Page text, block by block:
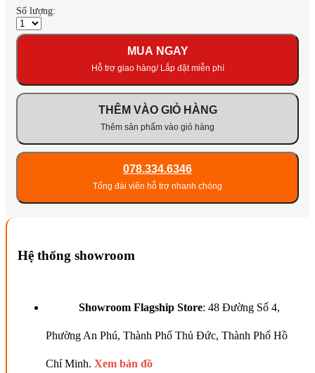
Số lượng:
MUA NGAY
Hỗ trợ giao hàng/ Lắp đặt miễn phí
THÊM VÀO GIỎ HÀNG
Thêm sản phẩm vào giỏ hàng
078.334.6346
Tổng đài viên hỗ trợ nhanh chóng
Hệ thống showroom
Showroom Flagship Store: 48 Đường Số 4,
Phường An Phú, Thành Phố Thủ Đức, Thành Phố Hồ
Chí Minh. Xem bản đồ